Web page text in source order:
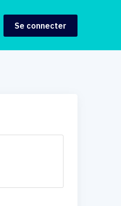
Se connecter